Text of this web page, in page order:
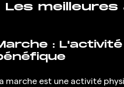
Les
:
marche est une activité